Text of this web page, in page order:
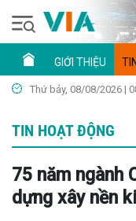
GIỚI THIỆU
Thứ bảy, 08/08/2026 |
TIN HOẠT ĐỘNG
75 năm ngành
dựng xây nền